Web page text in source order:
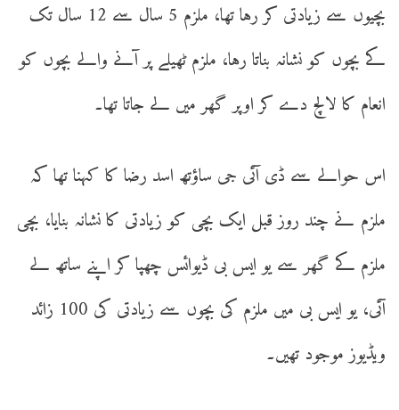
بچیوں سے زیادتی کر رہا تھا، ملزم 5 سال سے 12 سال تک
کے بچوں کو نشانہ بناتا رہا، ملزم ٹھیلے پر آنے والے بچوں کو
انعام کا لالچ دے کر اوپر گھر میں لے جاتا تھا۔
اس حوالے سے ڈی آئی جی ساؤتھ اسد رضا کا کہنا تھا کہ
ملزم نے چند روز قبل ایک بچی کو زیادتی کا نشانہ بنایا، بچی
ملزم کے گھر سے یو ایس بی ڈیوائس چھپا کر اپنے ساتھ لے
آئی، یو ایس بی میں ملزم کی بچوں سے زیادتی کی 100 زائد
ویڈیوز موجود تھیں۔